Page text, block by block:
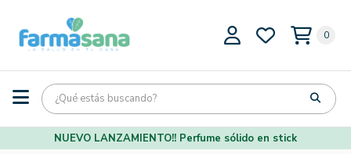
0
NUEVO LANZAMIENTO!! Perfume sólido en stick